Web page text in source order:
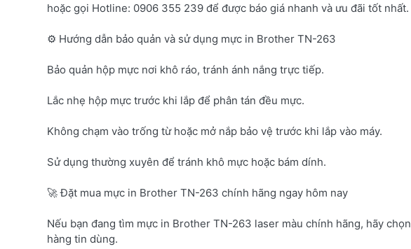
hoặc gọi Hotline: 0906 355 239 để được báo giá nhanh và ưu đãi tốt nhất.
⚙️ Hướng dẫn bảo quản và sử dụng mực in Brother TN-263
Bảo quản hộp mực nơi khô ráo, tránh ánh nắng trực tiếp.
Lắc nhẹ hộp mực trước khi lắp để phân tán đều mực.
Không chạm vào trống từ hoặc mở nắp bảo vệ trước khi lắp vào máy.
Sử dụng thường xuyên để tránh khô mực hoặc bám dính.
🚀 Đặt mua mực in Brother TN-263 chính hãng ngay hôm nay
Nếu bạn đang tìm mực in Brother TN-263 laser màu chính hãng, hãy chọn
hàng tin dùng.